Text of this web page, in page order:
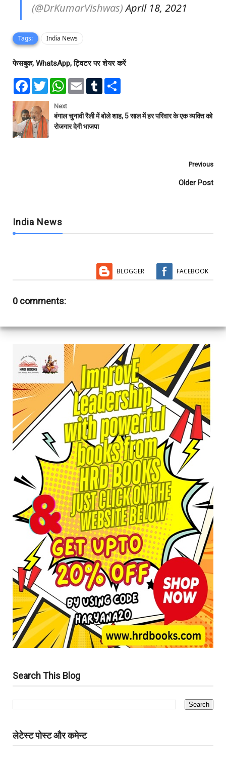
(@DrKumarVishwas)April 18, 2021
Tags: India News
फेसबुक, WhatsApp, ट्विटर पर शेयर करें
F
e
b
o
o
k
T
w
e
W
t
s
A
p
E
l
T
l
e
Next
बंगाल चुनावी रैली में बोले शाह, 5 साल में हर परिवार के एक व्यक्ति को
रोजगार देगी भाजपा
Previous
Older Post
India News
BLOGGER FACEBOOK
0 comments:
Search This Blog
लेटेस्ट पोस्ट और कमेन्ट